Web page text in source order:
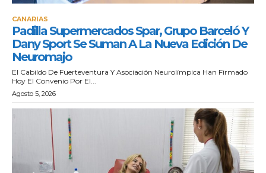
CANARIAS
Padilla Supermercados Spar, Grupo Barceló Y
Dany Sport Se Suman A La Nueva Edición De
Neuromajo
El Cabildo De Fuerteventura Y Asociación Neurolímpica Han Firmado
Hoy El Convenio Por El...
Agosto 5, 2026